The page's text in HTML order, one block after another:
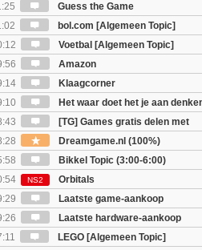
Guess the Game
bol.com [Algemeen Topic]
Voetbal [Algemeen Topic]
Amazon
Klaagcorner
Het waar doet het je aan
wachten!)[TG] Games gratis delen met
Dreamgame.nl (100%)
Bikkel Topic (3:00-6:00)
NS2
Orbitals
Laatste game-aankoop
Laatste hardware-aankoop
LEGO [Algemeen Topic]